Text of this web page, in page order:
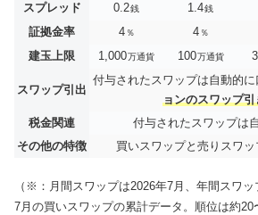
スプレッド 0.2銭 1.4銭
証拠金率 4 ％ 4 ％
建玉上限 1,000万通貨 100万通貨
スワップ引出
付与されたスワップは自動的に
ョンのスワップ
税金関連
付与されたスワップは
その他の特徴
買いスワップと売りスワッ
（※：月間スワップは2026年7月、年間スワ
7月の買いスワップの累計データ。順位は約